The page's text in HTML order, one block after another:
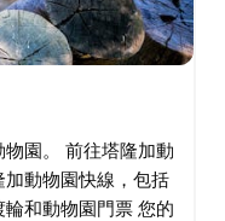
園。 前往塔隆加動
動物園快線，包括
和動物園門票 您的